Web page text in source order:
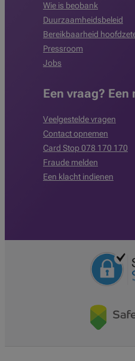
Wie is beobank
Duurzaamheidsbeleid
Bereikbaarheid
Pressroom
Jobs
Een vraag? Een
Veelgestelde vragen
Contact opnemen
Card Stop 078 170 170
Fraude melden
Een klacht indienen